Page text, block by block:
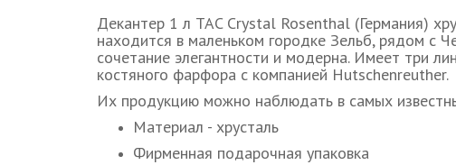
Декантер 1 л TAC Crystal Rosenthal (Германия)
находится в маленьком городке Зельб, рядом с
сочетание элегантности и модерна. Имеет три
костяного фарфора с компанией Hutschenreuther.
Их продукцию можно наблюдать в самых
Материал - хрусталь
Фирменная подарочная упаковка